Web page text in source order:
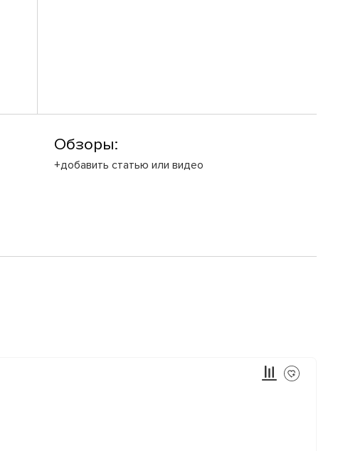
Обзоры:
+добавить статью или видео